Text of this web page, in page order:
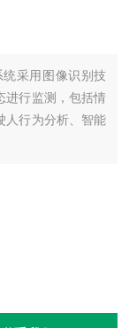
采用图像识别技
进行监测，包括情
人行为分析、智能